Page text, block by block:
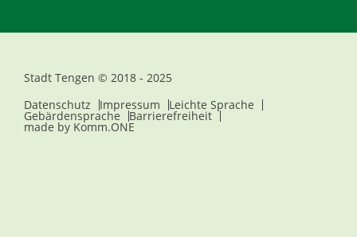
Stadt Tengen © 2018 - 2025
Datenschutz
Impressum Leichte Sprache
Gebärdensprache Barrierefreiheit
made by Komm.ONE